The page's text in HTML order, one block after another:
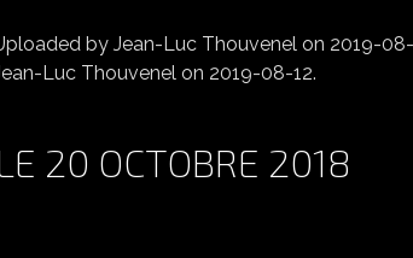
by Jean-Luc Thouvenel on 2019-
Luc Thouvenel on 2019-08-12.
20 OCTOBRE 2018
SLALOM DE BEAUCAIRE LE